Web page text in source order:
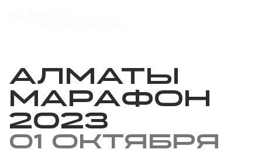
Алматы
марафон
2023
01 октября